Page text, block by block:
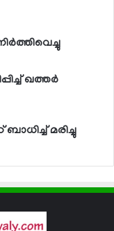
ഖത്തര്‍
മരിച്ചു